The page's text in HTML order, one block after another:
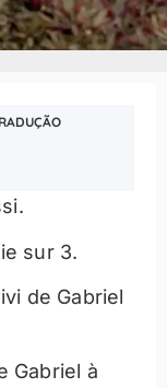
sur 3.
de Gabriel
Gabriel à